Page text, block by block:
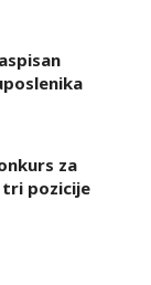
za
tri pozicije